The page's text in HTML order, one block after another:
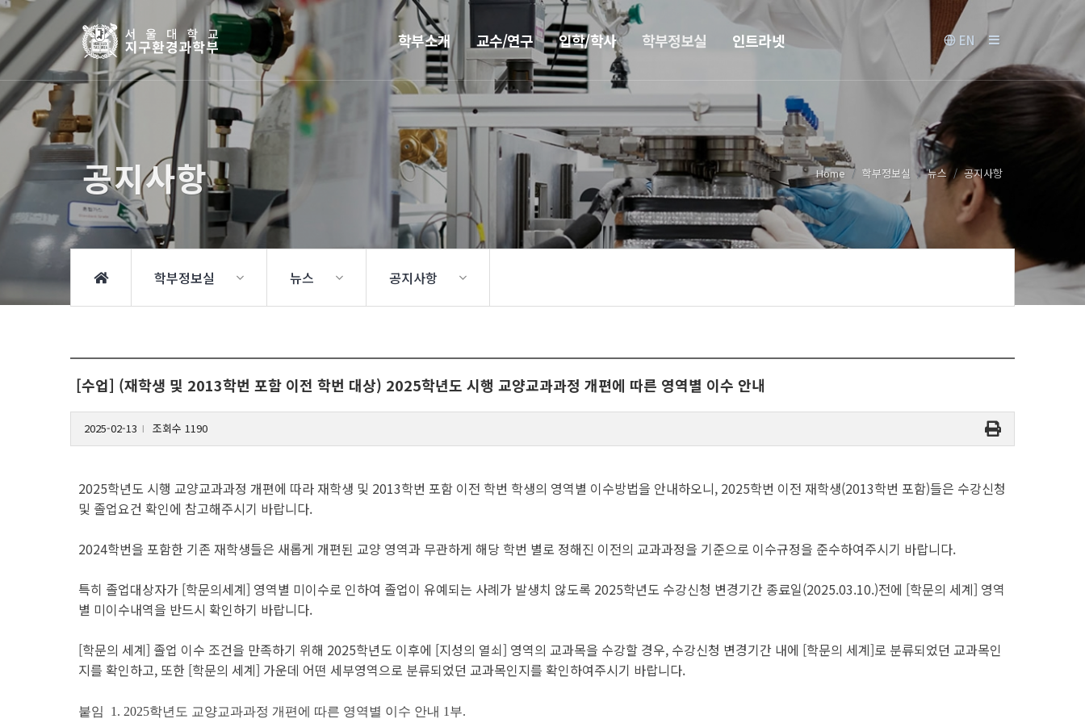
학부소개 교수/연구 입학/학사 학부정보실 인트라넷 EN
공지사항 Home 학부정보실 뉴스 공지사항
학부정보실 뉴스 공지사항
[수업] (재학생 및 2013학번 포함 이전 학번 대상) 2025학년도 시행 교양교과과정 개편에 따른 영역별 이수 안내
2025-02-13 조회수 1190
2025학년도 시행 교양교과과정 개편에 따라 재학생 및 2013학번 포함 이전 학번 학생의 영역별 이수방법을 안내하오니, 2025학번 이전 재학생(2013학번 포함)들은 수강신청
및 졸업요건 확인에 참고해주시기 바랍니다.
2024학번을 포함한 기존 재학생들은 새롭게 개편된 교양 영역과 무관하게 해당 학번 별로 정해진 이전의 교과과정을 기준으로 이수규정을 준수하여주시기 바랍니다.
특히 졸업대상자가 [학문의세계] 영역별 미이수로 인하여 졸업이 유예되는 사례가 발생치 않도록 2025학년도 수강신청 변경기간 종료일(2025.03.10.)전에 [학문의 세계] 영역
별 미이수내역을 반드시 확인하기 바랍니다.
[학문의 세계] 졸업 이수 조건을 만족하기 위해 2025학년도 이후에 [지성의 열쇠] 영역의 교과목을 수강할 경우, 수강신청 변경기간 내에 [학문의 세계]로 분류되었던 교과목인
지를 확인하고, 또한 [학문의 세계] 가운데 어떤 세부영역으로 분류되었던 교과목인지를 확인하여주시기 바랍니다.
붙임 1. 2025학년도 교양교과과정 개편에 따른 영역별 이수 안내 1부.